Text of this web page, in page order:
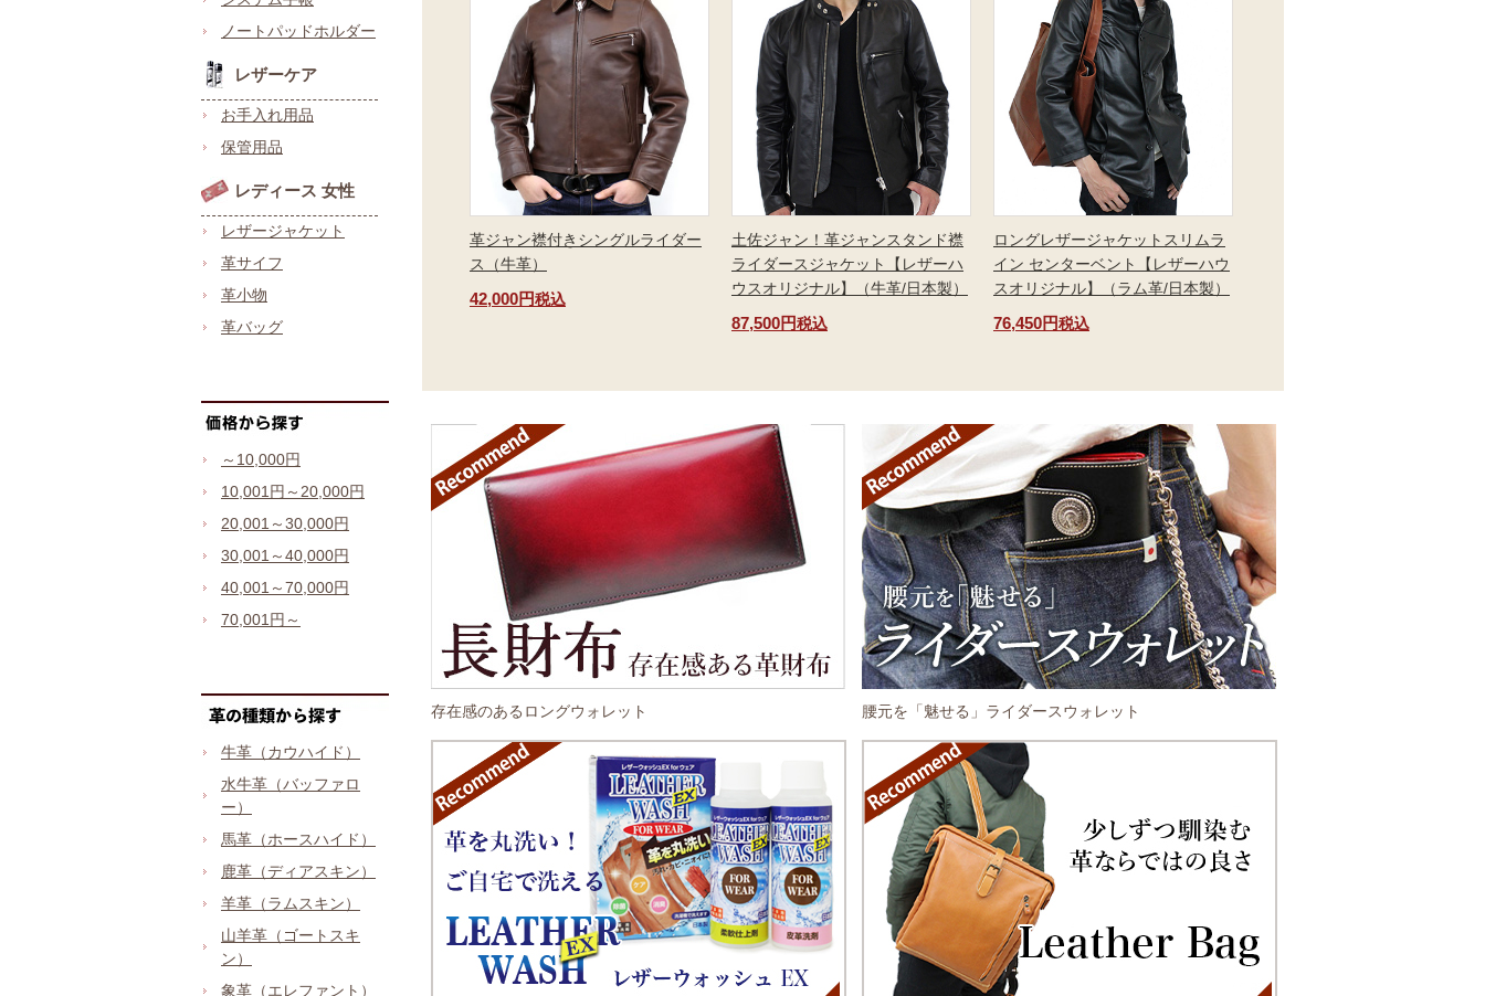
ノートパッドホルダー
レザーケア
お手入れ用品
保管用品
レディース 女性
レザージャケット
革サイフ
革小物
革バッグ
～10,000円
10,001円～20,000円
20,001～30,000円
30,001～40,000円
40,001～70,000円
70,001円～
牛革（カウハイド）
水牛革（バッファロ
ー）
馬革（ホースハイド）
鹿革（ディアスキン）
羊革（ラムスキン）
山羊革（ゴートスキ
ン）
象革（エレファント）
革ジャン襟付きシングルライダー
ス（牛革）
42,000円税込
土佐ジャン！革ジャンスタンド襟
ライダースジャケット【レザーハ
ウスオリジナル】（牛革/日本製）
87,500円税込
ロングレザージャケットスリムラ
イン センターベント【レザーハウ
スオリジナル】（ラム革/日本製）
76,450円税込
存在感のあるロングウォレット 腰元を「魅せる」ライダースウォレット